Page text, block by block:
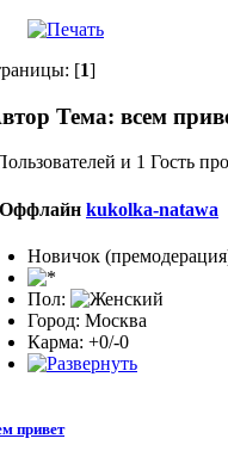
[1]
Тема: всем
и 1 Гость
kukolka-natawa
Новичок
Пол:
Город: Москва
Карма: +0/-0
привет